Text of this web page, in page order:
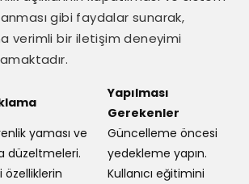
gibi faydalar sunarak,
verimli bir iletişim deneyimi
Yapılması
Gerekenler
yaması ve
düzeltmeleri.
Güncelleme öncesi
yedekleme yapın.
özelliklerin
Kullanıcı eğitimini